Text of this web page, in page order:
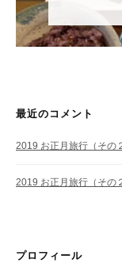
最近のコメント
2019 お正月旅行（その
2019 お正月旅行（その
プロフィール